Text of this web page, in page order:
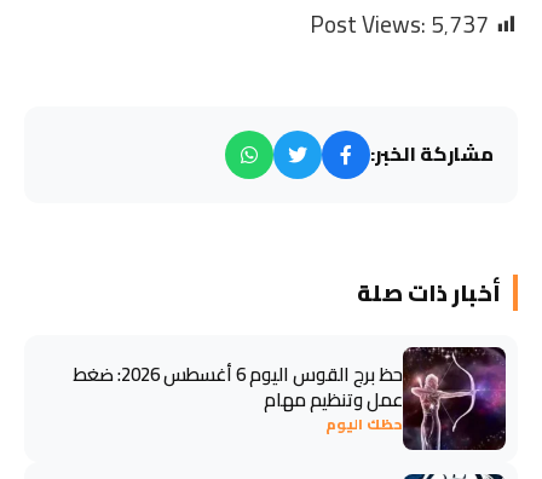
Post Views:5٬737
مشاركة الخبر:
أخبار ذات صلة
حظ برج القوس اليوم 6 أغسطس 2026: ضغط
عمل وتنظيم مهام
حظك اليوم